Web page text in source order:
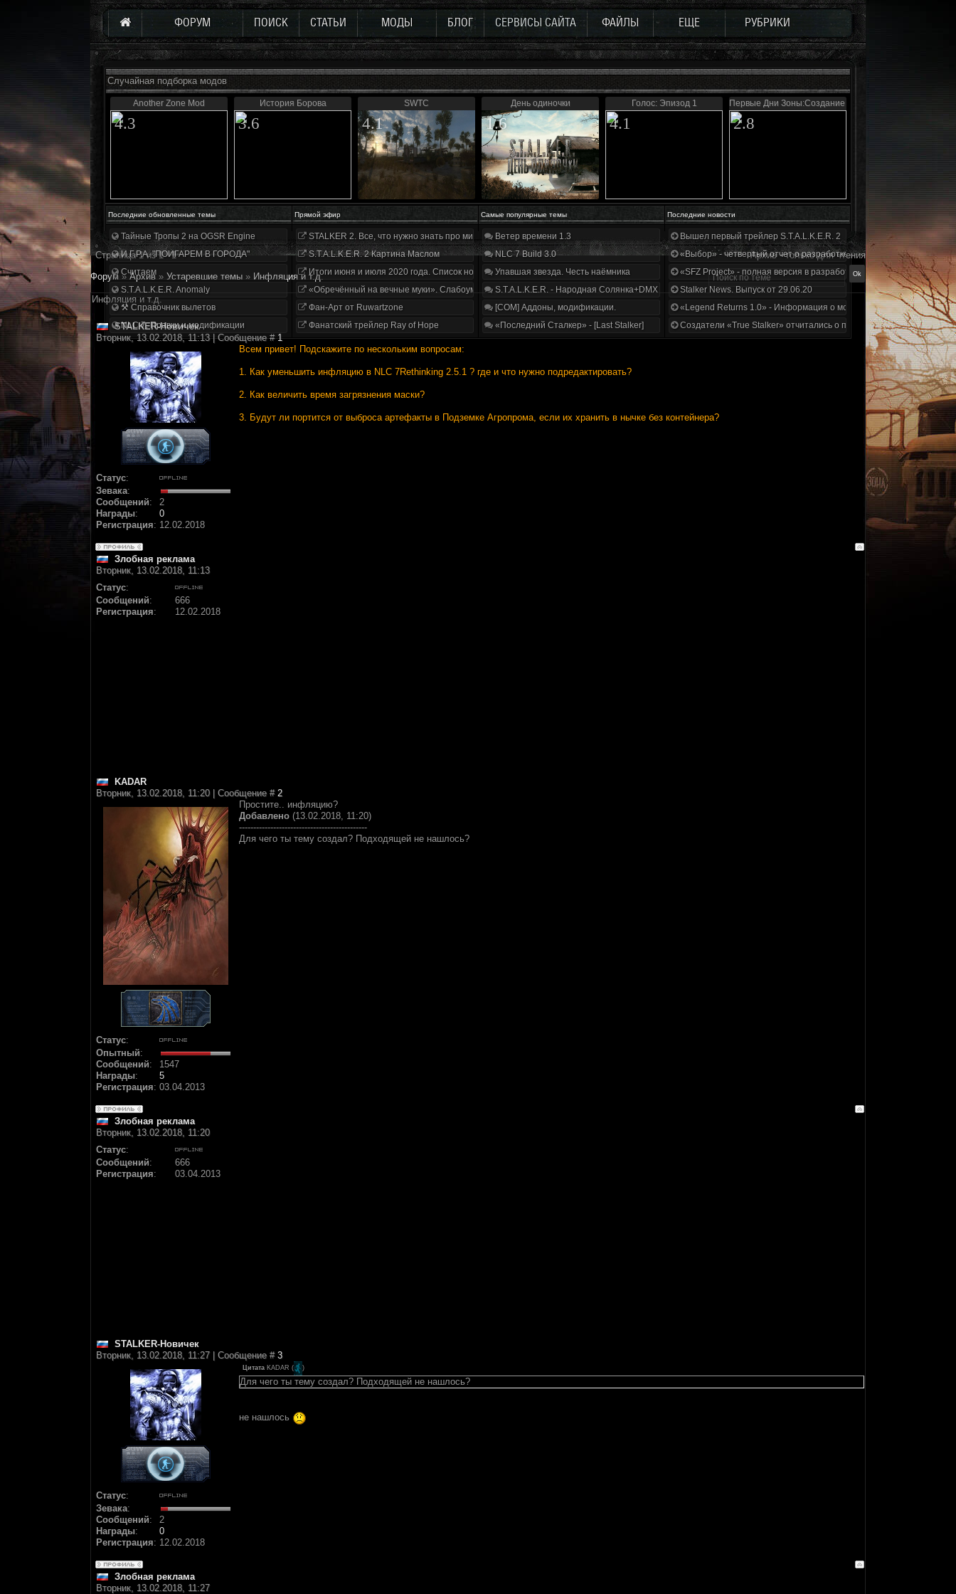
ФОРУМ ПОИСК СТАТЬИ МОДЫ БЛОГ СЕРВИСЫ САЙТА ФАЙЛЫ ЕЩЕ РУБРИКИ
Случайная подборка модов
Another Zone Mod
4.3
История Борова
3.6
SWTC
4.1
День одиночки
1.6
Голос: Эпизод 1
4.1
Первые Дни Зоны:Создание в тумане
2.8
Последние обновленные темы Прямой эфир Самые популярные темы Последние новости
Тайные Тропы 2 на OGSR Engine
И.Г.Р.А. "ПОИГАРЕМ В ГОРОДА"
Считаем
S.T.A.L.K.E.R. Anomaly
⚒ Справочник вылетов
NLC 7. Правки и модификации
STALKER 2. Все, что нужно знать про мир, геймплей и сюжет | Разбор трейлера
S.T.A.L.K.E.R. 2 Картина Маслом
Итоги июня и июля 2020 года. Список нововведений
«Обречённый на вечные муки». Слабоумие и отвага
Фан-Арт от Ruwartzone
Фанатский трейлер Ray of Hope
Ветер времени 1.3
NLC 7 Build 3.0
Упавшая звезда. Честь наёмника
S.T.A.L.K.E.R. - Народная Солянка+DMX 1.3.5.ООП.МА.К.
[COM] Аддоны, модификации.
«Последний Сталкер» - [Last Stalker]
Вышел первый трейлер S.T.A.L.K.E.R. 2
«Выбор» - четвертый отчет о разработке!
«SFZ Project» - полная версия в разработке!
Stalker News. Выпуск от 29.06.20
«Legend Returns 1.0» - Информация о моде за июнь 2020
Создатели «True Stalker» отчитались о проделанной работе
Страница1из1 1
Архив - только для чтения
Форум » Архив » Устаревшие темы » Инфляция и т.д.
Инфляция и т.д.
STALKER-Новичек
Вторник, 13.02.2018, 11:13 | Сообщение #1
Статус:
Зевака:
Сообщений:
2
Награды:
0
Регистрация: 12.02.2018
Всем привет! Подскажите по нескольким вопросам:
1. Как уменьшить инфляцию в NLC 7Rethinking 2.5.1 ? где и что нужно подредактировать?
2. Как величить время загрязнения маски?
3. Будут ли портится от выброса артефакты в Подземке Агропрома, если их хранить в нычке без контейнера?
Злобная реклама
Вторник, 13.02.2018, 11:13
Статус:
Сообщений:
666
Регистрация: 12.02.2018
KADAR
Вторник, 13.02.2018, 11:20 | Сообщение # 2
Статус:
Опытный:
Сообщений:
1547
Награды:
5
Регистрация: 03.04.2013
Простите.. инфляцию?
Добавлено (13.02.2018, 11:20)
---------------------------------------------
Для чего ты тему создал? Подходящей не нашлось?
Злобная реклама
Вторник, 13.02.2018, 11:20
Статус:
Сообщений:
666
Регистрация: 03.04.2013
STALKER-Новичек
Вторник, 13.02.2018, 11:27 | Сообщение # 3
Статус:
Зевака:
Сообщений:
2
Награды:
0
Регистрация: 12.02.2018
Цитата KADAR ( )
Для чего ты тему создал? Подходящей не нашлось?
не нашлось
Злобная реклама
Вторник, 13.02.2018, 11:27